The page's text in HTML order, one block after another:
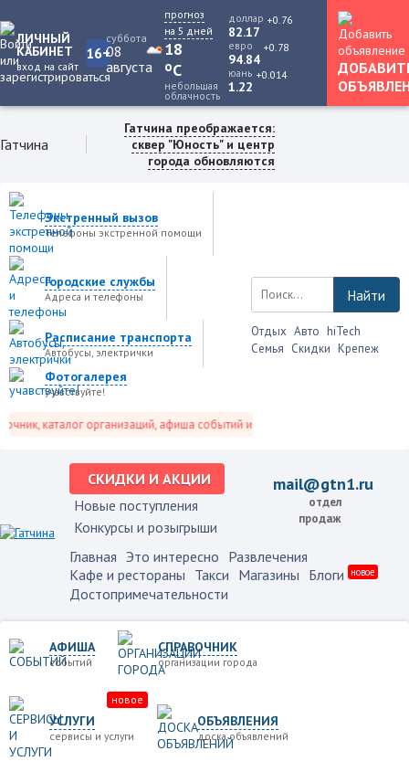
ЛИЧНЫЙ
КАБИНЕТ
вход на сайт
16+
суббота
08
августа
прогноз
на 5 дней
18
oC
небольшая
облачность
доллар
82.17
+0.76
евро
94.84
+0.78
юань
1.22
+0.014
Гатчина
Гатчина преображается:
сквер "Юность" и центр
города обновляются
Экстренный вызов
Телефоны экстренной помощи
Городские службы
Адреса и телефоны
Расписание транспорта
Автобусы, электрички
Фотогалерея
учавствуйте!
каталог организаций, афиша событий и не только это.
Найти
Отдых Авто hiTech
Семья Скидки Крепеж
СКИДКИ И АКЦИИ
Новые поступления
Конкурсы и розыгрыши
mail@gtn1.ru
отдел
продаж
Главная Это интересно Развлечения
Кафе и рестораны Такси Магазины Блоги новое
Достопримечательности
АФИША
событий
СПРАВОЧНИК
организации города
УСЛУГИ
сервисы и услуги
новое
ОБЪЯВЛЕНИЯ
доска объявлений